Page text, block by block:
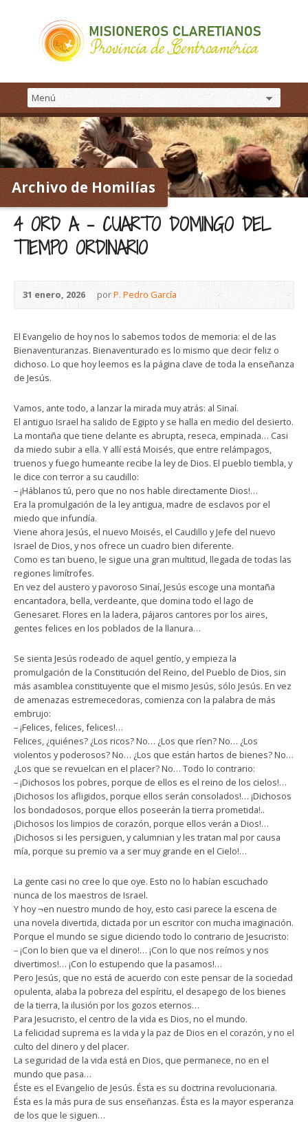
Archivo de Homilías
4 ORD A – CUARTO DOMINGO DEL
TIEMPO ORDINARIO
31 enero, 2026 porP. Pedro García
El Evangelio de hoy nos lo sabemos todos de memoria: el de las
Bienaventuranzas. Bienaventurado es lo mismo que decir feliz o
dichoso. Lo que hoy leemos es la página clave de toda la enseñanza
de Jesús.
Vamos, ante todo, a lanzar la mirada muy atrás: al Sinaí.
El antiguo Israel ha salido de Egipto y se halla en medio del desierto.
La montaña que tiene delante es abrupta, reseca, empinada… Casi
da miedo subir a ella. Y allí está Moisés, que entre relámpagos,
truenos y fuego humeante recibe la ley de Dios. El pueblo tiembla, y
le dice con terror a su caudillo:
– ¡Háblanos tú, pero que no nos hable directamente Dios!…
Era la promulgación de la ley antigua, madre de esclavos por el
miedo que infundía.
Viene ahora Jesús, el nuevo Moisés, el Caudillo y Jefe del nuevo
Israel de Dios, y nos ofrece un cuadro bien diferente.
Como es tan bueno, le sigue una gran multitud, llegada de todas las
regiones limítrofes.
En vez del austero y pavoroso Sinaí, Jesús escoge una montaña
encantadora, bella, verdeante, que domina todo el lago de
Genesaret. Flores en la ladera, pájaros cantores por los aires,
gentes felices en los poblados de la llanura…
Se sienta Jesús rodeado de aquel gentío, y empieza la
promulgación de la Constitución del Reino, del Pueblo de Dios, sin
más asamblea constituyente que el mismo Jesús, sólo Jesús. En vez
de amenazas estremecedoras, comienza con la palabra de más
embrujo:
– ¡Felices, felices, felices!…
Felices, ¿quiénes? ¿Los ricos? No… ¿Los que ríen? No… ¿Los
violentos y poderosos? No… ¿Los que están hartos de bienes? No…
¿Los que se revuelcan en el placer? No… Todo lo contrario:
– ¡Dichosos los pobres, porque de ellos es el reino de los cielos!…
¡Dichosos los afligidos, porque ellos serán consolados!… ¡Dichosos
los bondadosos, porque ellos poseerán la tierra prometida!..
¡Dichosos los limpios de corazón, porque ellos verán a Dios!…
¡Dichosos si les persiguen, y calumnian y les tratan mal por causa
mía, porque su premio va a ser muy grande en el Cielo!…
La gente casi no cree lo que oye. Esto no lo habían escuchado
nunca de los maestros de Israel.
Y hoy ¬en nuestro mundo de hoy, esto casi parece la escena de
una novela divertida, dictada por un escritor con mucha imaginación.
Porque el mundo se sigue diciendo todo lo contrario de Jesucristo:
– ¡Con lo bien que va el dinero!… ¡Con lo que nos reímos y nos
divertimos!… ¡Con lo estupendo que la pasamos!…
Pero Jesús, que no está de acuerdo con este pensar de la sociedad
opulenta, alaba la pobreza del espíritu, el desapego de los bienes
de la tierra, la ilusión por los gozos eternos…
Para Jesucristo, el centro de la vida es Dios, no el mundo.
La felicidad suprema es la vida y la paz de Dios en el corazón, y no el
culto del dinero y del placer.
La seguridad de la vida está en Dios, que permanece, no en el
mundo que pasa…
Éste es el Evangelio de Jesús. Ésta es su doctrina revolucionaria.
Ésta es la más pura de sus enseñanzas. Ésta es la mayor esperanza
de los que le siguen…